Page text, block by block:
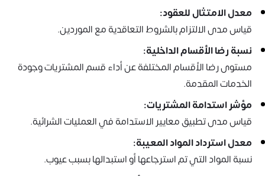
معدل الامتثال للعقود:
قياس مدى الالتزام بالشروط التعاقدية مع الموردين.
نسبة رضا الأقسام الداخلية:
مستوى رضا الأقسام المختلفة عن أداء قسم المشتريات وجودة
الخدمات المقدمة.
مؤشر استدامة المشتريات:
قياس مدى تطبيق معايير الاستدامة في العمليات الشرائية.
معدل استرداد المواد المعيبة:
نسبة المواد التي تم استرجاعها أو استبدالها بسبب عيوب.